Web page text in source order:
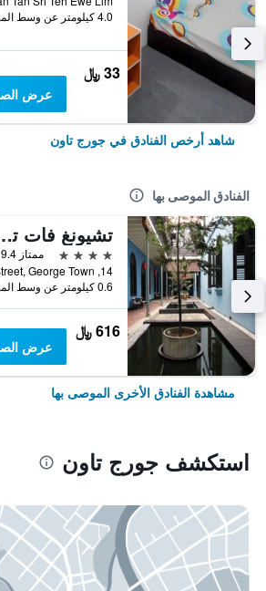
4.0 كيلومتر عن وسط المدينة
33 ﷼
عرض
شاهد أرخص الفنادق في جورج تاون
الفنادق الموصى بها
تشيونغ فات
4 نجوم
ممتاز 9.4
0.6 كيلومتر عن وسط المدينة
616 ﷼
عرض
مشاهدة الفنادق الأخرى الموصى بها
استكشف جورج تاون